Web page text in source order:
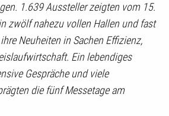
1.639 Aussteller zeigten vom 15.
zwölf nahezu vollen Hallen und fast
Neuheiten in Sachen Effizienz,
Ein lebendiges
Gespräche und viele
die fünf Messetage am